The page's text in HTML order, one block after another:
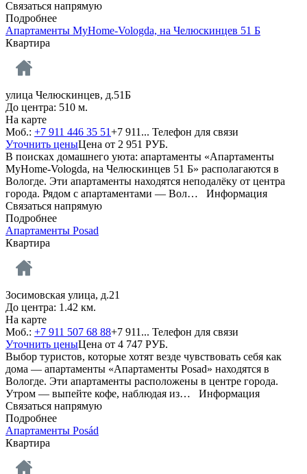
Связаться напрямую
Подробнее
Апартаменты MyHome-Vologda, на Челюскинцев 51 Б
Квартира
улица Челюскинцев, д.51Б
До центра: 510 м.
На карте
Моб.: +7 911 446 35 51+7 911... Телефон для связи
Уточнить ценыЦена от 2 951 РУБ.
В поисках домашнего уюта: апартаменты «Апартаменты
MyHome-Vologda, на Челюскинцев 51 Б» располагаются в
Вологде. Эти апартаменты находятся неподалёку от центра
города. Рядом с апартаментами — Вол… Информация
Связаться напрямую
Подробнее
Апартаменты Posad
Квартира
Зосимовская улица, д.21
До центра: 1.42 км.
На карте
Моб.: +7 911 507 68 88+7 911... Телефон для связи
Уточнить ценыЦена от 4 747 РУБ.
Выбор туристов, которые хотят везде чувствовать себя как
дома — апартаменты «Апартаменты Posad» находятся в
Вологде. Эти апартаменты расположены в центре города.
Утром — выпейте кофе, наблюдая из… Информация
Связаться напрямую
Подробнее
Апартаменты Posád
Квартира